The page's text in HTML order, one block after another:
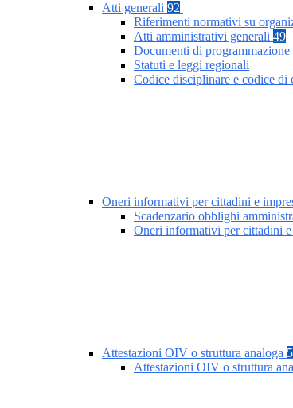
Atti generali 92
Riferimenti normativi su
Atti amministrativi generali 49
Documenti di programmazione
Statuti e leggi regionali
Codice disciplinare e codice di
Oneri informativi per cittadini e
Scadenzario obblighi
Oneri informativi per cittadini e
Attestazioni OIV o struttura analoga 5
Attestazioni OIV o struttura